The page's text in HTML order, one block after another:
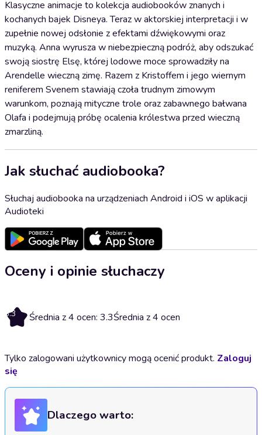
Klasyczne animacje to kolekcja audiobooków znanych i
kochanych bajek Disneya. Teraz w aktorskiej interpretacji i w
zupełnie nowej odsłonie z efektami dźwiękowymi oraz
muzyką. Anna wyrusza w niebezpieczną podróż, aby odszukać
swoją siostrę Elsę, której lodowe moce sprowadziły na
Arendelle wieczną zimę. Razem z Kristoffem i jego wiernym
reniferem Svenem stawiają czoła trudnym zimowym
warunkom, poznają mityczne trole oraz zabawnego bałwana
Olafa i podejmują próbę ocalenia królestwa przed wieczną
zmarzliną.
Jak słuchać audiobooka?
Słuchaj audiobooka na urządzeniach Android i iOS w aplikacji
Audioteki
Oceny i opinie słuchaczy
3.3 Średnia z 4 ocen: 3.3Średnia z 4 ocen
Tylko zalogowani użytkownicy mogą ocenić produkt. Zaloguj
się
Dlaczego warto: